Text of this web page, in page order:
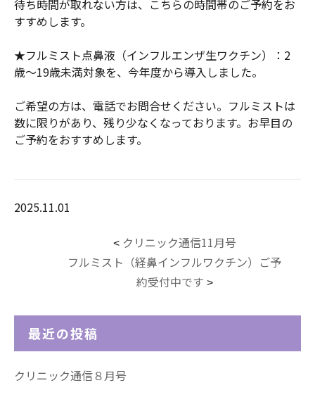
待ち時間が取れない方は、こちらの時間帯のご予約をお
すすめします。
★フルミスト点鼻液（インフルエンザ生ワクチン）：2
歳～19歳未満対象を、今年度から導入しました。
ご希望の方は、電話でお問合せください。フルミストは
数に限りがあり、残り少なくなっております。お早目の
ご予約をおすすめします。
2025.11.01
< クリニック通信11月号
フルミスト（経鼻インフルワクチン）ご予
約受付中です >
最近の投稿
クリニック通信８月号